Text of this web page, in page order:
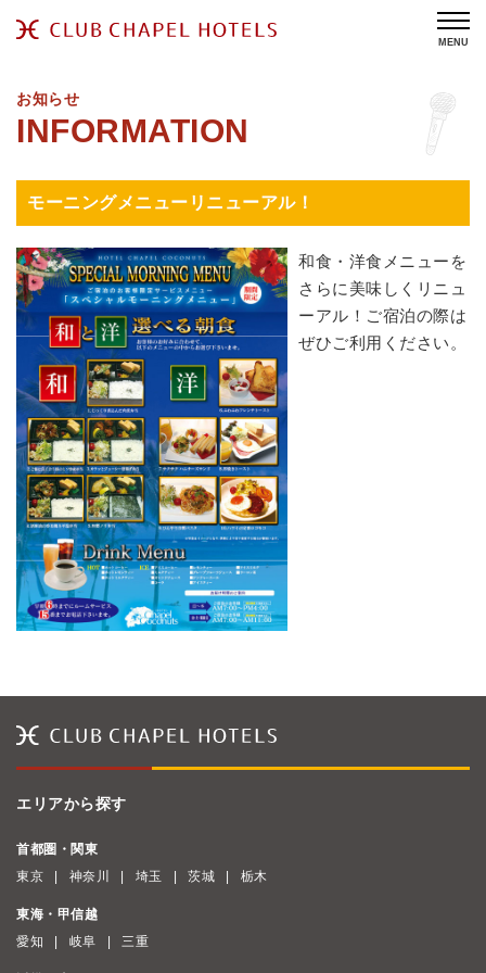
MENU
お知らせ
モーニングメニューリニューアル！
和食・洋食メニューを
さらに美味しくリニュ
ーアル！ご宿泊の際は
ぜひご利用ください。
エリアから探す
首都圏・関東
東京
神奈川 埼玉 茨城 栃木
東海・甲信越
愛知
岐阜 三重